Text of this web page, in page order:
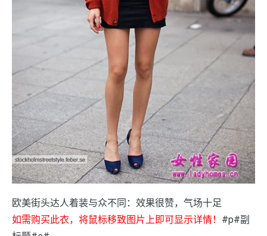
欧美街头达人着装与众不同：效果很赞，气场十足
如需购买此衣，将鼠标移致图片上即可显示详情！ #p#副